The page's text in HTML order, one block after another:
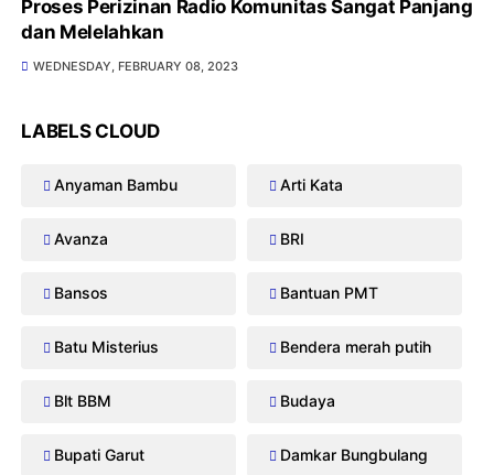
Proses Perizinan Radio Komunitas Sangat Panjang
dan Melelahkan
WEDNESDAY, FEBRUARY 08, 2023
LABELS CLOUD
Anyaman Bambu Arti Kata
Avanza BRI
Bansos Bantuan PMT
Batu Misterius Bendera merah putih
Blt BBM Budaya
Bupati Garut Damkar Bungbulang